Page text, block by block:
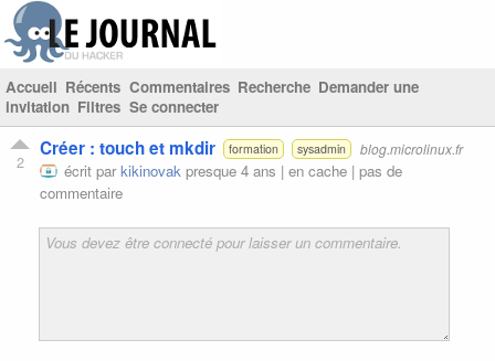
Accueil Récents Commentaires Recherche Demander une
invitation Filtres Se connecter
2
Créer : touch et mkdir formation sysadmin blog.microlinux.fr
écrit parkikinovak presque 4 ans | en cache | pas de
commentaire